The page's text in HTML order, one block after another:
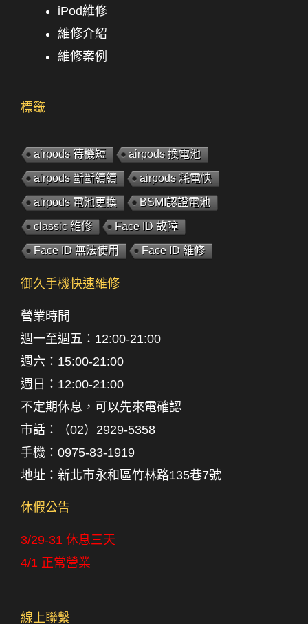
iPod維修
維修介紹
維修案例
標籤
airpods 待機短 airpods 換電池
airpods 斷斷續續 airpods 耗電快
airpods 電池更換 BSMI認證電池
classic 維修 Face ID 故障
Face ID 無法使用 Face ID 維修
御久手機快速維修
營業時間
週一至週五 ： 12:00-21:00
週六： 15:00-21:00
週日 ： 12:00-21:00
不定期休息，可以先來電確認
市話：
（02）2929-5358
手機： 0975-83-1919
地址：新北市永和區竹林路135巷7號
休假公告
3/29-31 休息三天
4/1 正常營業
線上聯繫